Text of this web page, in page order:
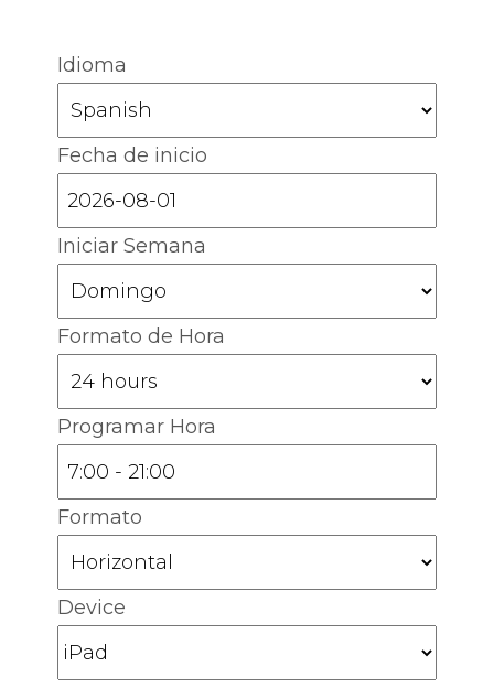
Idioma
Fecha de inicio
Iniciar Semana
Formato de Hora
Programar Hora
Formato
Device